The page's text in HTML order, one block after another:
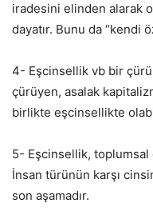
iradesini elinden alarak
dayatır. Bunu da “kendi
4- Eşcinsellik vb bir
çürüyen, asalak
birlikte eşcinsellikte
5- Eşcinsellik, toplumsal
İnsan türünün karşı
son aşamadır.